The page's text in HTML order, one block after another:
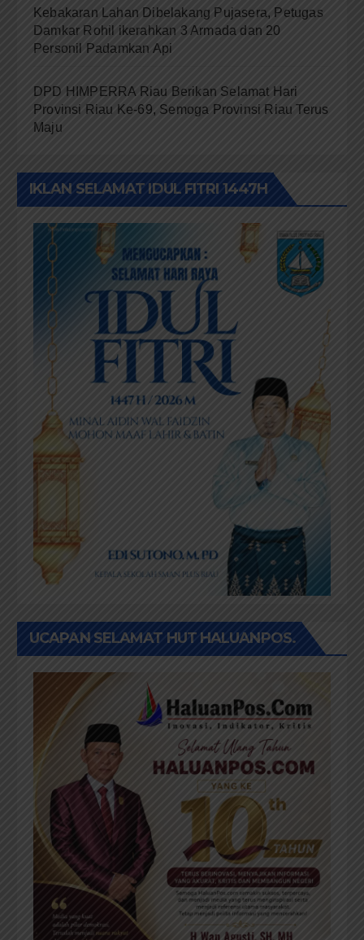
Kebakaran Lahan Dibelakang Pujasera, Petugas
Damkar Rohil ikerahkan 3 Armada dan 20
Personil Padamkan Api
DPD HIMPERRA Riau Berikan Selamat Hari
Provinsi Riau Ke-69, Semoga Provinsi Riau Terus
Maju
IKLAN SELAMAT IDUL FITRI 1447H
UCAPAN SELAMAT HUT HALUANPOS.